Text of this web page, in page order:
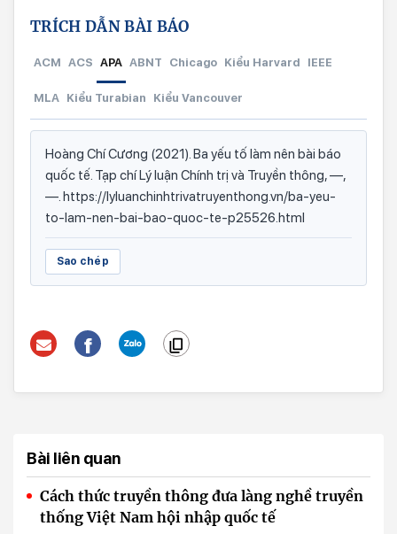
TRÍCH DẪN BÀI BÁO
ACM ACS APA ABNT Chicago Kiểu Harvard IEEE
MLA Kiểu Turabian Kiểu Vancouver
Hoàng Chí Cương (2021). Ba yếu tố làm nên bài báo
quốc tế. Tạp chí Lý luận Chính trị và Truyền thông, —,
—. https://lyluanchinhtrivatruyenthong.vn/ba-yeu-
to-lam-nen-bai-bao-quoc-te-p25526.html
Sao chép
Bài liên quan
Cách thức truyền thông đưa làng nghề truyền
thống Việt Nam hội nhập quốc tế